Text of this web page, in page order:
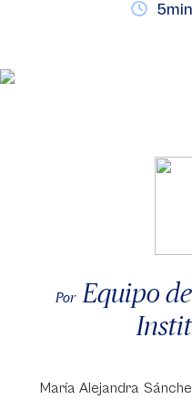
Por Equipo
María Alejandra